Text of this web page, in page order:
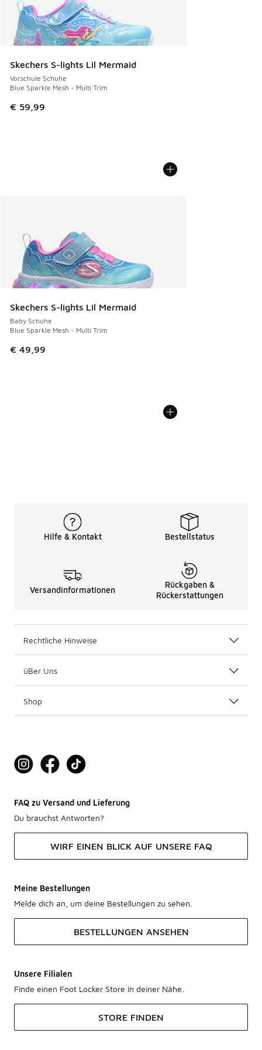
Skechers S-lights Lil Mermaid
Vorschule Schuhe
Blue Sparkle Mesh - Multi Trim
€ 59,99
Skechers S-lights Lil Mermaid
Baby Schuhe
Blue Sparkle Mesh - Multi Trim
€ 49,99
Hilfe & Kontakt Bestellstatus
Versandinformationen
Rückgaben &
Rückerstattungen
Rechtliche Hinweise
üBer Uns
Shop
FAQ zu Versand und Lieferung
Du brauchst Antworten?
WIRF EINEN BLICK AUF UNSERE FAQ
Meine Bestellungen
Melde dich an, um deine Bestellungen zu sehen.
BESTELLUNGEN ANSEHEN
Unsere Filialen
Finde einen Foot Locker Store in deiner Nähe.
STORE FINDEN